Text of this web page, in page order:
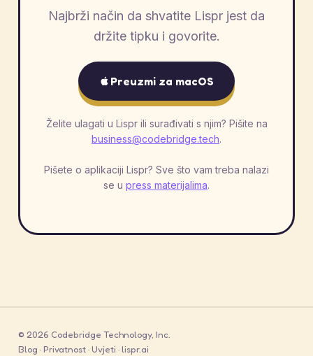
Najbrži način da shvatite Lispr jest da
držite tipku i govorite.
Preuzmi za macOS
Želite ulagati u Lispr ili surađivati s njim? Pišite na
business@codebridge.tech.
Pišete o aplikaciji Lispr? Sve što vam treba nalazi
se u press materijalima.
© 2026 Codebridge Technology, Inc.
Blog · Privatnost· Uvjeti · lispr.ai